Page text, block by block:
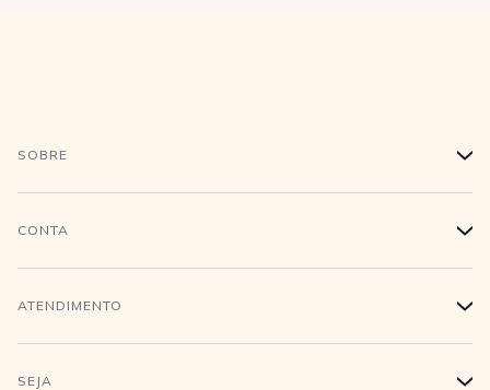
SOBRE +
História
Conecte-se
CONTA +
Login
ATENDIMENTO +
Compra Segura
SEJA +